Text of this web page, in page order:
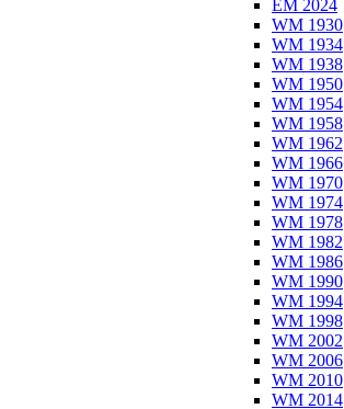
EM 2024
WM 1930
WM 1934
WM 1938
WM 1950
WM 1954
WM 1958
WM 1962
WM 1966
WM 1970
WM 1974
WM 1978
WM 1982
WM 1986
WM 1990
WM 1994
WM 1998
WM 2002
WM 2006
WM 2010
WM 2014